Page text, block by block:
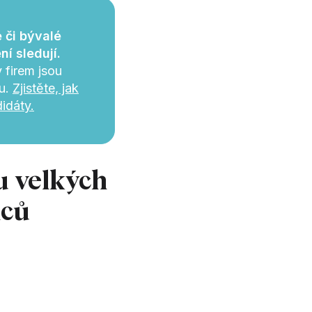
či bývalé
sledují.
firem jsou
Zjistěte, jak
velkých